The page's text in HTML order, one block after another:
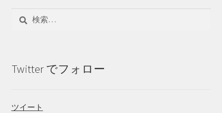
Twitter でフォロー
ツイート